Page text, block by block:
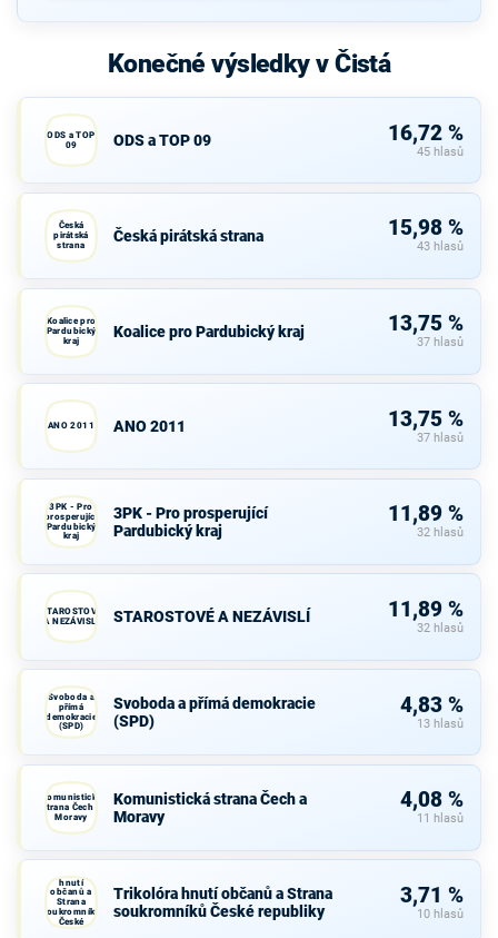
Konečné výsledky v Čistá
ODS a TOP
09
ODS a TOP 09 16,72 %
45 hlasů
Česká
pirátská
strana
Česká pirátská strana 15,98 %
43 hlasů
Koalice pro
Pardubický
kraj
Koalice pro Pardubický kraj 13,75 %
37 hlasů
ANO 2011 ANO 2011 13,75 %
37 hlasů
3PK - Pro
prosperující
Pardubický
kraj
3PK - Pro prosperující
Pardubický kraj
11,89 %
32 hlasů
STAROSTOVÉ
A NEZÁVISLÍ
STAROSTOVÉ A NEZÁVISLÍ 11,89 %
32 hlasů
Svoboda a
přímá
demokracie
(SPD)
Svoboda a přímá demokracie
(SPD)
4,83 %
13 hlasů
Komunistická
strana Čech a
Moravy
Komunistická strana Čech a
Moravy
4,08 %
11 hlasů
hnutí
občanů a
Strana
soukromníků
České
republiky
Trikolóra hnutí občanů a Strana
soukromníků České republiky
3,71 %
10 hlasů